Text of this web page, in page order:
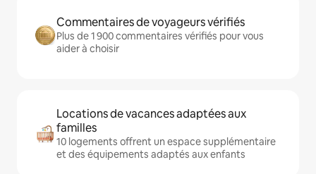
Commentaires de voyageurs vérifiés
Plus de 1 900 commentaires vérifiés pour vous
aider à choisir
Locations de vacances adaptées aux
familles
10 logements offrent un espace supplémentaire
et des équipements adaptés aux enfants